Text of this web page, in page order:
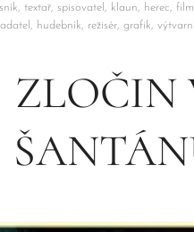
textař, spisovatel, klaun, herec,
hudebník, režisér, grafik,
ZLOČIN